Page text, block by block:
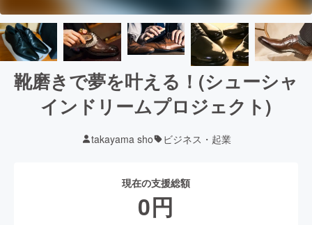
靴磨きで夢を叶える！(シューシャ
インドリームプロジェクト)
takayama sho ビジネス・起業
現在の支援総額
0円